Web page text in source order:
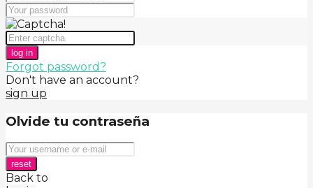
log in
Forgot password?
Don't have an account?
sign up
Olvide tu contraseña
reset
Back to